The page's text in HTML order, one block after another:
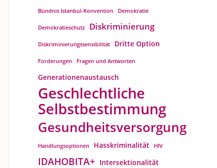
Bündnis Istanbul-Konvention Demokratie
Demokratieschutz Diskriminierung
Diskriminierungssensibilität Dritte Option
Forderungen Fragen und Antworten
Generationenaustausch
Geschlechtliche
Selbstbestimmung
Gesundheitsversorgung
Handlungsoptionen Hasskriminalität HIV
IDAHOBITA+ Intersektionalität